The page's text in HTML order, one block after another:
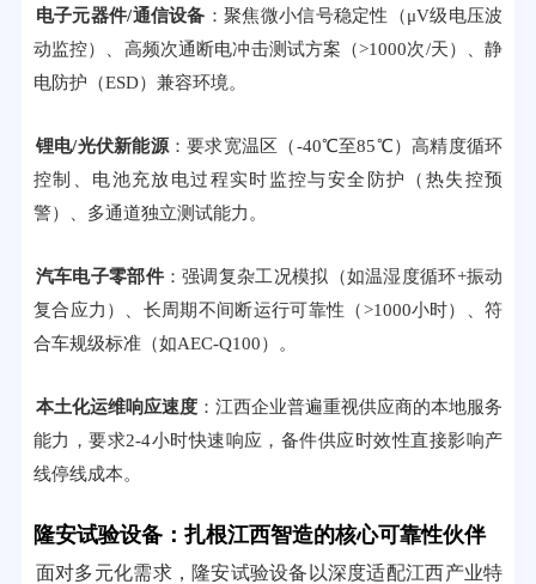
电子元器件/通信设备 ：聚焦微小信号稳定性（μV级电压波
动监控）、高频次通断电冲击测试方案（>1000次/天）、静
电防护（ESD）兼容环境。
锂电/光伏新能源：要求宽温区（-40℃至85℃）高精度循环
控制、电池充放电过程实时监控与安全防护（热失控预
警）、多通道独立测试能力。
汽车电子零部件：强调复杂工况模拟（如温湿度循环+振动
复合应力）、长周期不间断运行可靠性（>1000小时）、符
合车规级标准（如AEC-Q100）。
本土化运维响应速度：江西企业普遍重视供应商的本地服务
能力，要求2-4小时快速响应，备件供应时效性直接影响产
线停线成本。
隆安试验设备：扎根江西智造的核心可靠性伙伴
面对多元化需求，隆安试验设备以深度适配江西产业特